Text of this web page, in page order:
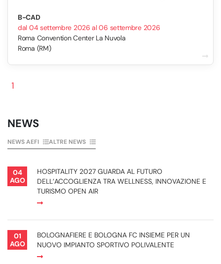
B-CAD
dal 04 settembre 2026 al 06 settembre 2026
Roma Convention Center La Nuvola
Roma (RM)
1
NEWS
NEWS AEFI ALTRE NEWS
04
AGO
HOSPITALITY 2027 GUARDA AL FUTURO
DELL’ACCOGLIENZA TRA WELLNESS, INNOVAZIONE E
TURISMO OPEN AIR
01
AGO
BOLOGNAFIERE E BOLOGNA FC INSIEME PER UN
NUOVO IMPIANTO SPORTIVO POLIVALENTE